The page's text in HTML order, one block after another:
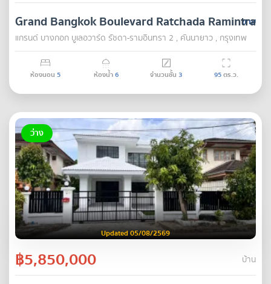
ขาย
Grand Bangkok Boulevard Ratchada Ramintra 2
แกรนด์ บางกอก บูเลอวาร์ด รัชดา-รามอินทรา 2 , คันนายาว , กรุงเทพ
ห้องนอน 5 ห้องน้ำ6 จำนวนชั้น 3 95ตร.ว.
ว่าง
Updated 05/08/2569
฿5,850,000 บ้าน